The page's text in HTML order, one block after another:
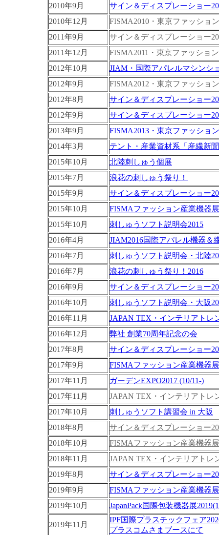
2010年9月
サイン＆ディスプレーショー
2010年12月
FISMA2010・東京ファッショ
2011年9月
サイン＆ディスプレーショー
2011年12月
FISMA2011・東京ファッショ
2012年10月
JIAM・国際アパレルマシンシ
2012年9月
FISMA2012・東京ファッショ
2012年8月
サイン＆ディスプレーショー
2012年9月
サイン＆ディスプレーショー
2013年9月
FISMA2013・東京ファッショ
2014年3月
テント・産業資材系「産繊新
2015年10月
北陸刺しゅう個展
2015年7月
浪花の刺しゅう祭り！
2015年9月
サイン＆ディスプレーショー
2015年10月
FISMAファッション産業機器
2015年10月
刺しゅうソフト説明会2015
2016年4月
JIAM2016国際アパレル機器＆
2016年7月
刺しゅうソフト説明会・北陸
2016年7月
浪花の刺しゅう祭り！2016
2016年9月
サイン＆ディスプレーショー
2016年10月
刺しゅうソフト説明会・大阪
2016年11月
JAPAN TEX・インテリアトレ
2016年12月
弊社 創業70周年記念の会
2017年8月
サイン＆ディスプレーショー
2017年9月
FISMAファッション産業機器展
2017年11月
ガーデンEXPO2017 (10/11-)
2017年11月
JAPAN TEX・インテリアトレ
2017年10月
刺しゅうソフト講習会 in 大阪
2018年8月
サイン＆ディスプレーショー
2018年10月
FISMAファッション産業機器
2018年11月
JAPAN TEX・インテリアトレ
2019年8月
サイン＆ディスプレーショー
2019年9月
FISMAファッション産業機器展
2019年10月
JapanPack国際包装機器展
2019年11月
IPF国際プラスチックフェア
プラスコムさまブースにて